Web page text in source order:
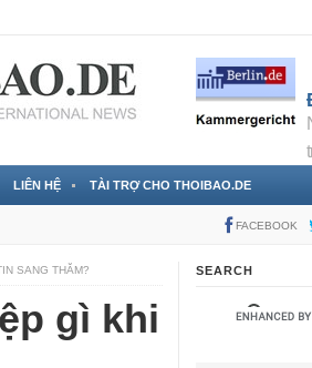
LIÊN HỆ TÀI TRỢ CHO THOIBAO.DE
FACEBOOK
SANG THĂM?
gì khi
SEARCH